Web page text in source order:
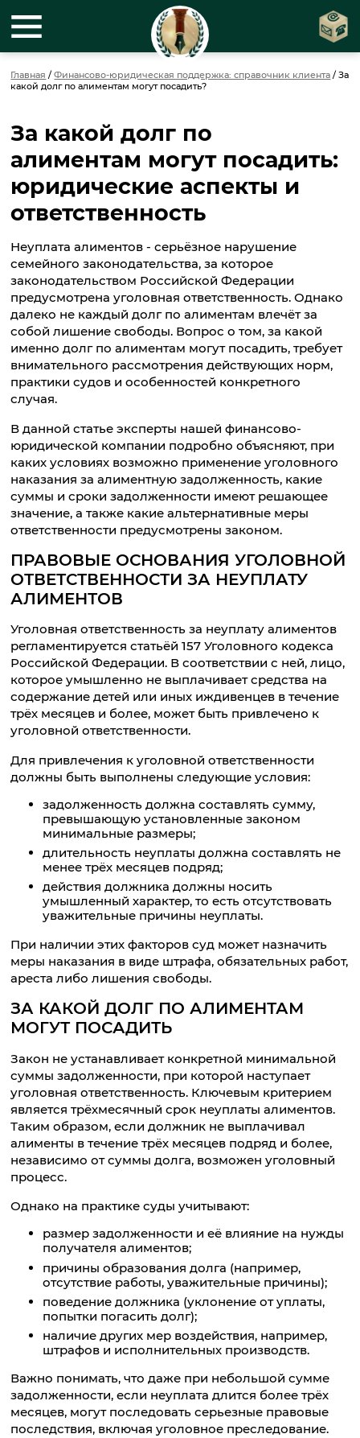
Главная /Финансово-юридическая поддержка: справочник клиента /За
какой долг по алиментам могут посадить?
За какой долг по
алиментам могут посадить:
юридические аспекты и
ответственность
Неуплата алиментов - серьёзное нарушение
семейного законодательства, за которое
законодательством Российской Федерации
предусмотрена уголовная ответственность. Однако
далеко не каждый долг по алиментам влечёт за
собой лишение свободы. Вопрос о том, за какой
именно долг по алиментам могут посадить, требует
внимательного рассмотрения действующих норм,
практики судов и особенностей конкретного
случая.
В данной статье эксперты нашей финансово-
юридической компании подробно объясняют, при
каких условиях возможно применение уголовного
наказания за алиментную задолженность, какие
суммы и сроки задолженности имеют решающее
значение, а также какие альтернативные меры
ответственности предусмотрены законом.
ПРАВОВЫЕ ОСНОВАНИЯ УГОЛОВНОЙ
ОТВЕТСТВЕННОСТИ ЗА НЕУПЛАТУ
АЛИМЕНТОВ
Уголовная ответственность за неуплату алиментов
регламентируется статьёй 157 Уголовного кодекса
Российской Федерации. В соответствии с ней, лицо,
которое умышленно не выплачивает средства на
содержание детей или иных иждивенцев в течение
трёх месяцев и более, может быть привлечено к
уголовной ответственности.
Для привлечения к уголовной ответственности
должны быть выполнены следующие условия:
задолженность должна составлять сумму,
превышающую установленные законом
минимальные размеры;
длительность неуплаты должна составлять не
менее трёх месяцев подряд;
действия должника должны носить
умышленный характер, то есть отсутствовать
уважительные причины неуплаты.
При наличии этих факторов суд может назначить
меры наказания в виде штрафа, обязательных работ,
ареста либо лишения свободы.
ЗА КАКОЙ ДОЛГ ПО АЛИМЕНТАМ
МОГУТ ПОСАДИТЬ
Закон не устанавливает конкретной минимальной
суммы задолженности, при которой наступает
уголовная ответственность. Ключевым критерием
является трёхмесячный срок неуплаты алиментов.
Таким образом, если должник не выплачивал
алименты в течение трёх месяцев подряд и более,
независимо от суммы долга, возможен уголовный
процесс.
Однако на практике суды учитывают:
размер задолженности и её влияние на нужды
получателя алиментов;
причины образования долга (например,
отсутствие работы, уважительные причины);
поведение должника (уклонение от уплаты,
попытки погасить долг);
наличие других мер воздействия, например,
штрафов и исполнительных производств.
Важно понимать, что даже при небольшой сумме
задолженности, если неуплата длится более трёх
месяцев, могут последовать серьезные правовые
последствия, включая уголовное преследование.